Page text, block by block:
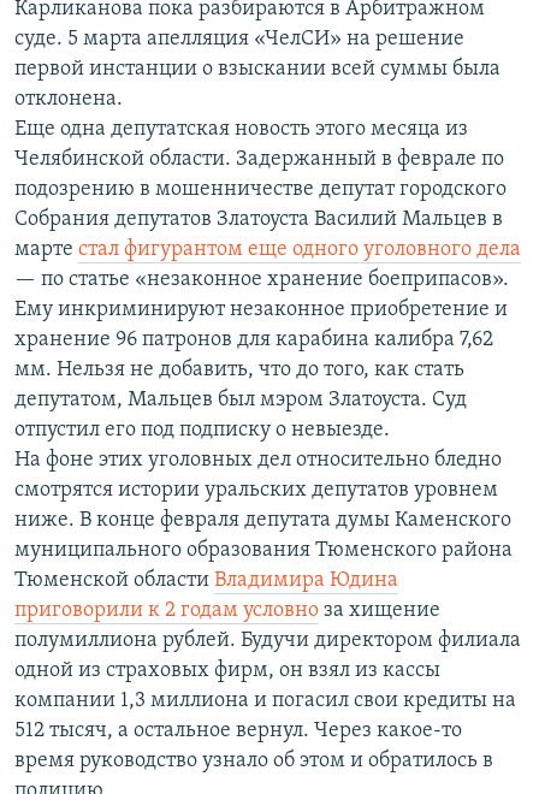
Карликанова пока разбираются в Арбитражном
суде. 5 марта апелляция «ЧелСИ» на решение
первой инстанции о взыскании всей суммы была
отклонена.
Еще одна депутатская новость этого месяца из
Челябинской области. Задержанный в феврале по
подозрению в мошенничестве депутат городского
Собрания депутатов Златоуста Василий Мальцев в
марте стал фигурантом еще одного уголовного дела
— по статье «незаконное хранение боеприпасов».
Ему инкриминируют незаконное приобретение и
хранение 96 патронов для карабина калибра 7,62
мм. Нельзя не добавить, что до того, как стать
депутатом, Мальцев был мэром Златоуста. Суд
отпустил его под подписку о невыезде.
На фоне этих уголовных дел относительно бледно
смотрятся истории уральских депутатов уровнем
ниже. В конце февраля депутата думы Каменского
муниципального образования Тюменского района
Тюменской области Владимира Юдина
приговорили к 2 годам условно за хищение
полумиллиона рублей. Будучи директором филиала
одной из страховых фирм, он взял из кассы
компании 1,3 миллиона и погасил свои кредиты на
512 тысяч, а остальное вернул. Через какое-то
время руководство узнало об этом и обратилось в